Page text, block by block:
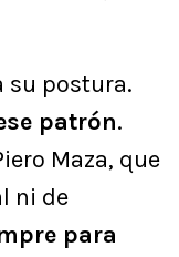
su postura.
patrón.
Maza, que
ni de
para